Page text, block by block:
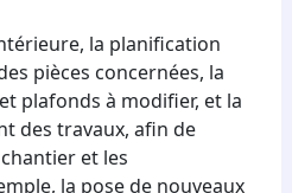
la planification
pièces concernées, la
plafonds à modifier, et la
des travaux, afin de
et les
la pose de nouveaux